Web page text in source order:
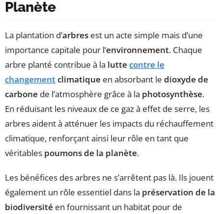
Planète
La plantation d’arbres est un acte simple mais d’une
importance capitale pour l’environnement. Chaque
arbre planté contribue à la lutte contre le
changementclimatique en absorbant le dioxyde de
carbone de l’atmosphère grâce à la photosynthèse.
En réduisant les niveaux de ce gaz à effet de serre, les
arbres aident à atténuer les impacts du réchauffement
climatique, renforçant ainsi leur rôle en tant que
véritables poumons de la planète.
Les bénéfices des arbres ne s’arrêtent pas là. Ils jouent
également un rôle essentiel dans la préservation de la
biodiversité en fournissant un habitat pour de